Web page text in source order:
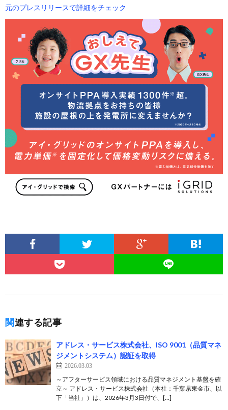
元のプレスリリースで詳細をチェック
関連する記事
アドレス・サービス株式会社、ISO 9001（品質マネ
ジメントシステム）認証を取得
2026.03.03
～アフターサービス領域における品質マネジメント基盤を確
立～ アドレス・サービス株式会社（本社：千葉県東金市、以
下「当社」）は、2026年3月3日付で、[…]